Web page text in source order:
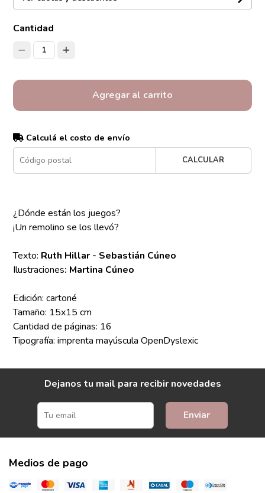
Cantidad
1
Agregar al carrito
Calculá el costo de envío
CALCULAR
¿Dónde están los juegos?
¡Un remolino se los llevó?
Texto: Ruth Hillar - Sebastián Cúneo
Ilustraciones: Martina Cúneo
Edición: cartoné
Tamaño: 15x15 cm
Cantidad de páginas: 16
Tipografía: imprenta mayúscula OpenDyslexic
Dejanos tu mail para recibir novedades
Enviar
Medios de pago